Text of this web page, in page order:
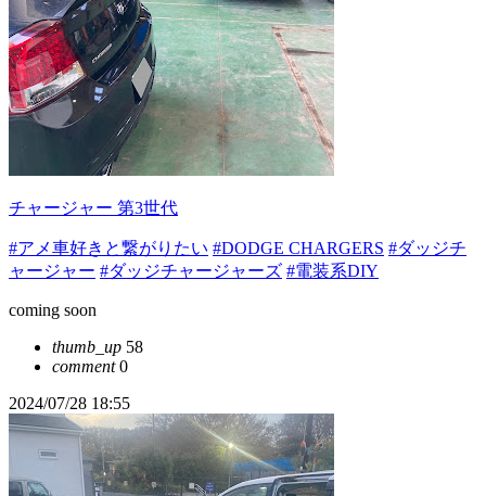
チャージャー 第3世代
#アメ車好きと繋がりたい #DODGE CHARGERS #ダッジチ
ャージャー #ダッジチャージャーズ #電装系DIY
coming soon
thumb_up 58
comment0
2024/07/28 18:55